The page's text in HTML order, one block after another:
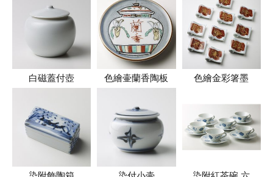
白磁蓋付壺 色繪壷蘭香陶板 色繪金彩箸墨